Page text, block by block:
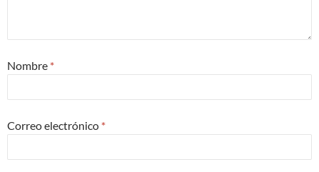
Nombre *
Correo electrónico *